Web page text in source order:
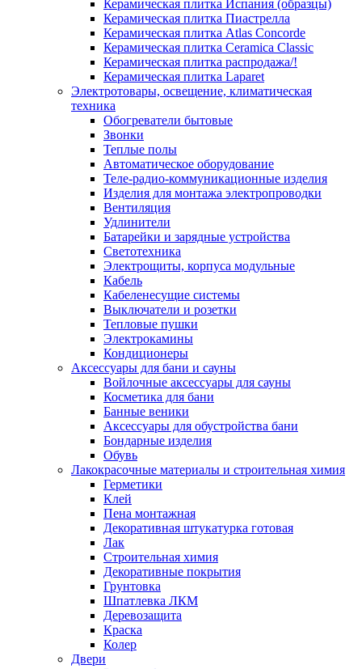
Керамическая плитка Испания (образцы)
Керамическая плитка Пиастрелла
Керамическая плитка Atlas Concorde
Керамическая плитка Ceramica Classic
Керамическая плитка распродажа/!
Керамическая плитка Laparet
Электротовары, освещение, климатическая
техника
Обогреватели бытовые
Звонки
Теплые полы
Автоматическое оборудование
Теле-радио-коммуникационные изделия
Изделия для монтажа электропроводки
Вентиляция
Удлинители
Батарейки и зарядные устройства
Светотехника
Электрощиты, корпуса модульные
Кабель
Кабеленесущие системы
Выключатели и розетки
Тепловые пушки
Электрокамины
Кондиционеры
Аксессуары для бани и сауны
Войлочные аксессуары для сауны
Косметика для бани
Банные веники
Аксессуары для обустройства бани
Бондарные изделия
Обувь
Лакокрасочные материалы и строительная химия
Герметики
Клей
Пена монтажная
Декоративная штукатурка готовая
Лак
Строительная химия
Декоративные покрытия
Грунтовка
Шпатлевка ЛКМ
Деревозащита
Краска
Колер
Двери